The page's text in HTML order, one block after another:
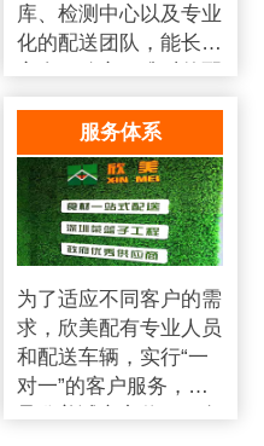
库、检测中心以及专业
化的配送团队，能长期
安全、稳定、准时的配
送货物
服务体系
为了适应不同客户的需
求，欣美配有专业人员
和配送车辆，实行“一
对一”的客户服务，秉
承欣美诚实守信、服务